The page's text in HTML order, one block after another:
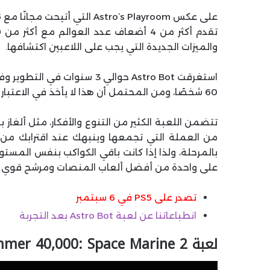
والميزات الجديدة التي يجب على اللاعبين اكتشافها.
60 شخصًا، ومن المحتمل أن هذا لا يأخذ في الاعتبار الموظفين الآخرين الذين عملوا على المشروع خارجيًا.
تتضمن اللعبة الكثير من التنوع والأفكار، مثل
بالمرحلة، ولذا إذا كانت باقي الكواكب بنفس
على واحدة من أفضل ألعاب المنصات ومرشح قوي
تصدر على PS5 في 6 سبتمبر
انطباعاتنا عن لعبة Astro Bot بعد التجربة
لعبة Warhammer 40,000: Space Marine 2